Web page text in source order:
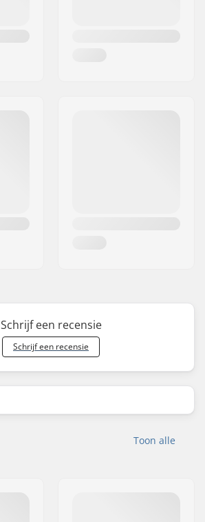
Schrijf een recensie
Schrijf een recensie
Toon alle